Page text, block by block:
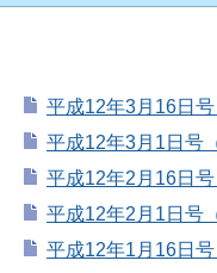
平成12年3月16日
平成12年3月1日号
平成12年2月16日
平成12年2月1日号
平成12年1月16日